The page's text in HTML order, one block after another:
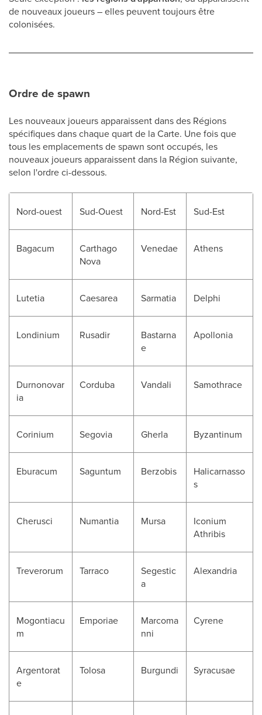
de nouveaux joueurs – elles peuvent toujours être
colonisées.
Ordre de spawn
Les nouveaux joueurs apparaissent dans des Régions
spécifiques dans chaque quart de la Carte. Une fois que
tous les emplacements de spawn sont occupés, les
nouveaux joueurs apparaissent dans la Région suivante,
selon l'ordre ci-dessous.
Nord-ouest Sud-Ouest Nord-Est Sud-Est
Bagacum
Carthago
Nova
Venedae Athens
Lutetia Caesarea Sarmatia Delphi
Londinium Rusadir
Bastarna
e
Apollonia
Durnonovar
ia
Corduba Vandali Samothrace
Corinium Segovia Gherla Byzantinum
Eburacum Saguntum Berzobis
Halicarnasso
s
Cherusci Numantia Mursa
Iconium
Athribis
Treverorum Tarraco
Segestic
a
Alexandria
Mogontiacu
m
Emporiae
Marcoma
nni
Cyrene
Argentorat
e
Tolosa Burgundi Syracusae